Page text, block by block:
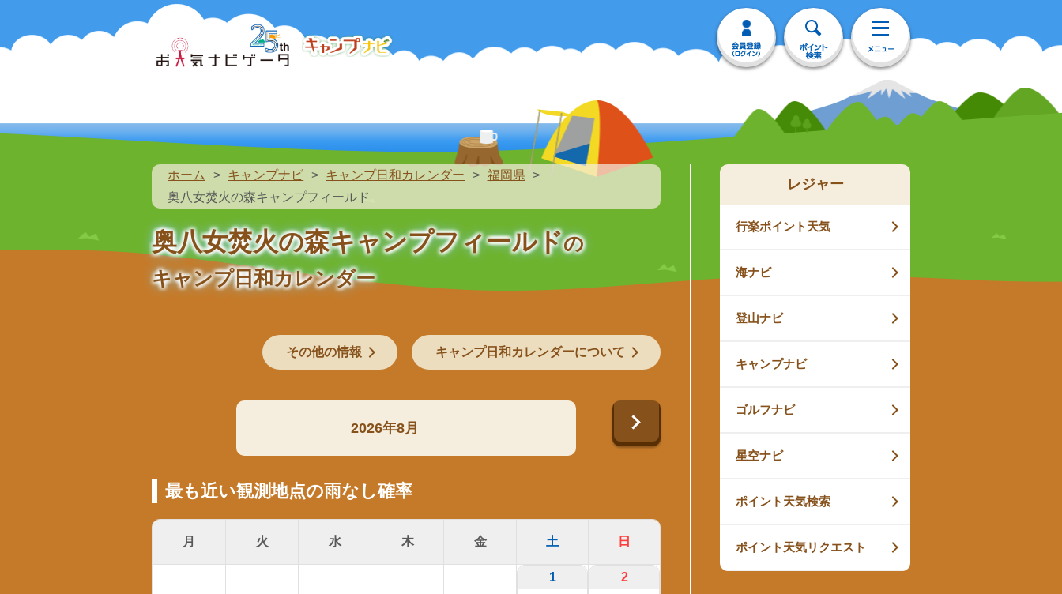
ホーム キャンプナビ キャンプ日和カレンダー
福岡県
奥八女焚火の森キャンプフィールド
奥八女焚火の森キャンプフィールドの
キャンプ日和カレンダー
その他の情報 キャンプ日和カレンダーについて
2026年8月
最も近い観測地点の雨なし確率
月 火 水 木 金 土 日
1 2
レジャー
行楽ポイント天気
海ナビ
登山ナビ
キャンプナビ
ゴルフナビ
星空ナビ
ポイント天気検索
ポイント天気リクエスト